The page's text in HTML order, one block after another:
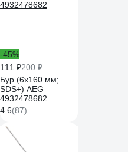
-45%
111 ₽200 ₽
Бур (6x160 мм;
SDS+) AEG
4932478682
4.6(87)